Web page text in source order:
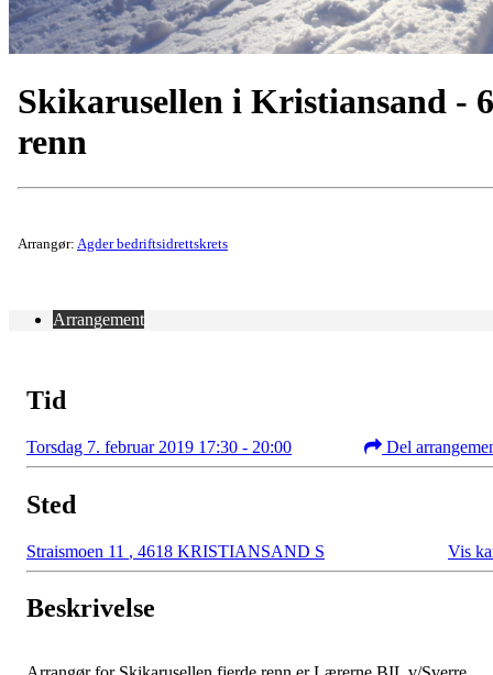
Skikarusellen i Kristiansand -
renn
Arrangør: Agder bedriftsidrettskrets
Arrangement
Tid
Torsdag 7. februar 2019 17:30 - 20:00 Del
Sted
Straismoen 11 , 4618 KRISTIANSAND S Vis
Beskrivelse